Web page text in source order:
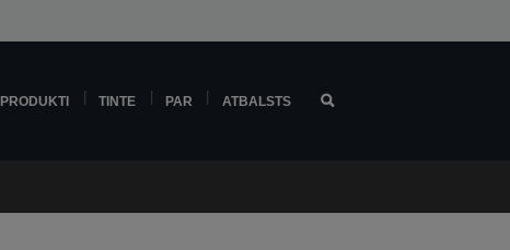
PRODUKTI TINTE PAR ATBALSTS